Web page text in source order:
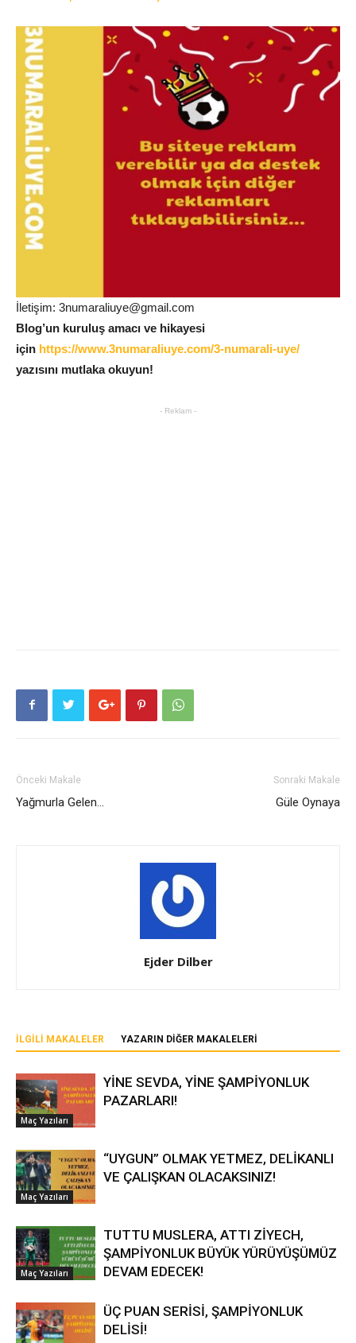
İletişim: 3numaraliuye@gmail.com
Blog’un kuruluş amacı ve hikayesi
için https://www.3numaraliuye.com/3-numarali-uye/
yazısını mutlaka okuyun!
- Reklam -
Önceki Makale
Yağmurla Gelen…
Sonraki Makale
Güle Oynaya
Ejder Dilber
İLGILI MAKALELER YAZARIN DIĞER MAKALELERI
Maç Yazıları
YİNE SEVDA, YİNE ŞAMPİYONLUK
PAZARLARI!
Maç Yazıları
“UYGUN” OLMAK YETMEZ, DELİKANLI
VE ÇALIŞKAN OLACAKSINIZ!
Maç Yazıları
TUTTU MUSLERA, ATTI ZİYECH,
ŞAMPİYONLUK BÜYÜK YÜRÜYÜŞÜMÜZ
DEVAM EDECEK!
ÜÇ PUAN SERİSİ, ŞAMPİYONLUK
DELİSİ!